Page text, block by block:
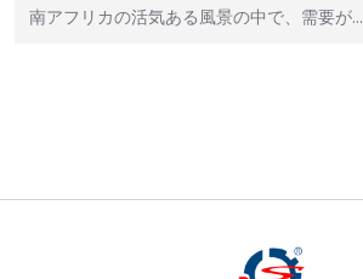
南アフリカの活気ある風景の中で、需要が…